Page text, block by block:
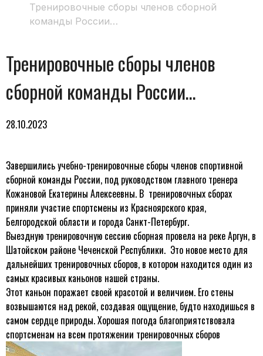
Тренировочные сборы членов сборной
команды России…
Тренировочные сборы членов
сборной команды России…
28.10.2023
Завершились учебно-тренировочные сборы членов спортивной
сборной команды России, под руководством главного тренера
Кожановой Екатерины Алексеевны. В тренировочных сборах
приняли участие спортсмены из Красноярского края,
Белгородской области и города Санкт-Петербург.
Выездную тренировочную сессию сборная провела на реке Аргун, в
Шатойском районе Чеченской Республики. Это новое место для
дальнейших тренировочных сборов, в котором находится один из
самых красивых каньонов нашей страны.
Этот каньон поражает своей красотой и величием. Его стены
возвышаются над рекой, создавая ощущение, будто находишься в
самом сердце природы. Хорошая погода благоприятствовала
спортсменам на всем протяжении тренировочных сборов